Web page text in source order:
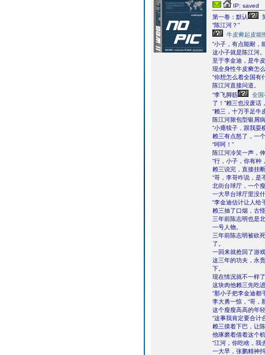
IP: saved
第一卷：默认
“陈江河？”
牛皮癣起皮能
“小子，有点能耐，
这小子就是陈江河。
至于李金迪，是牛
现全身性牛皮癣怎
“你想怎么着全国有
陈江河直接问道。
“李飞脚筋
全国
了！”赖三也没废话
“赖三，十万手足牛
陈江河脓包型银屑
“小瘪犊子，跟我耍
赖三有点怒了，一
“呵呵！”
陈江河冷笑一声，
“行，小子，你有种
赖三说完，直接挂
“哥，李哥咋说，是
北街台球厅，一个
一大早台球厅里没
“李金迪估计让人给
赖三抽了口烟，古
三年前陈志明也是
一号人物。
三年前陈志明被砍
了。
一回来就抢回了游
这三年的功夫，永
下。
现在情况就不一样
这块肉他赖三先吃
“那小子把李金迪都
李大勇一惊，“哥，
这个瘦瘦高高的年
“这事我肯定要合计
赖三摸着下巴，让
他琢磨着借着这个
“江河，你吃啥，我
一大早，张鹏精神